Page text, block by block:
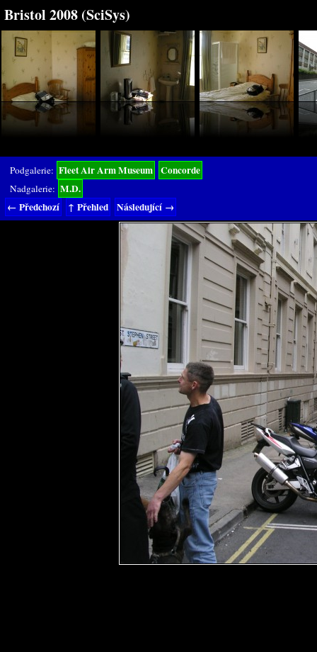
Bristol 2008 (SciSys)
Podgalerie: Fleet Air Arm Museum Concorde
Nadgalerie: M.D.
← Předchozí
↑ Přehled Následující →